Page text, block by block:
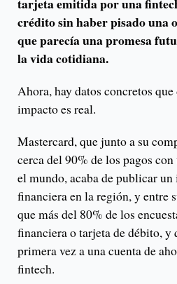
tarjeta emitida por una
crédito sin haber pisado una
que parecía una promesa
la vida cotidiana.
Ahora, hay datos concretos
impacto es real.
Mastercard, que junto a su
cerca del 90% de los pagos
el mundo, acaba de publicar
financiera en la región, y entre
que más del 80% de los
financiera o tarjeta de débito, y
primera vez a una cuenta de
fintech.